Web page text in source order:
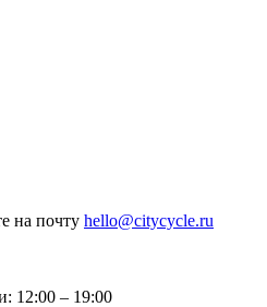
на почту hello@citycycle.ru
12:00 – 19:00